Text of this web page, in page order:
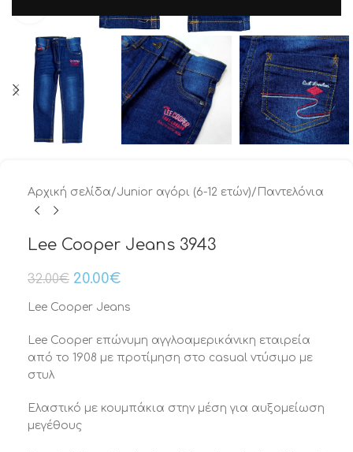
Αρχική σελίδα/Junior αγόρι (6-12 ετών)/ Παντελόνια
Lee Cooper Jeans 3943
32.00€ 20.00€
Lee Cooper Jeans
Lee Cooper επώνυμη αγγλοαμερικάνικη εταιρεία
από το 1908 με προτίμηση στο casual ντύσιμο με
στυλ
Ελαστικό με κουμπάκια στην μέση για αυξομείωση
μεγέθους